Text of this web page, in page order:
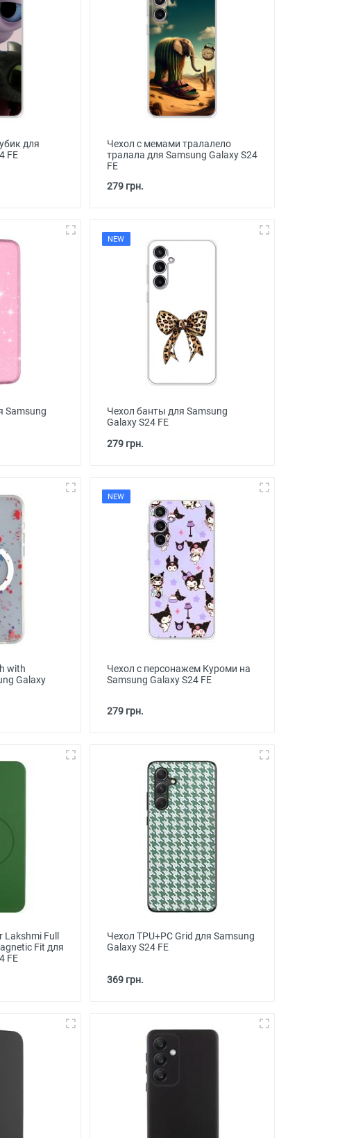
для
FE
Чехол с мемами тралалело
тралала для Samsung Galaxy S24
FE
279 грн.
Samsung
NEW
Чехол банты для Samsung
Galaxy S24 FE
279 грн.
with
Galaxy
NEW
Чехол с персонажем Куроми на
Samsung Galaxy S24 FE
279 грн.
Lakshmi Full
Fit для
FE
Чехол TPU+PC Grid для Samsung
Galaxy S24 FE
369 грн.